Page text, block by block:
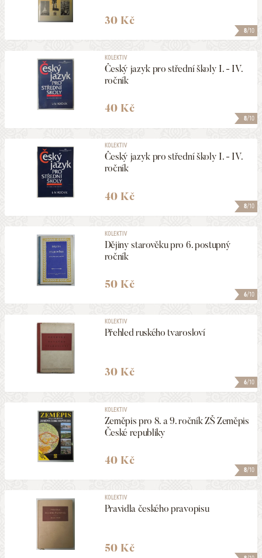
8/10
30 Kč
8/10
KOLEKTIV
Český jazyk pro střední školy I. - IV.
ročník
40 Kč
8/10
KOLEKTIV
Český jazyk pro střední školy I. - IV.
ročník
40 Kč
6/10
KOLEKTIV
Dějiny starověku pro 6. postupný
ročník
50 Kč
6/10
KOLEKTIV
Přehled ruského tvarosloví
30 Kč
8/10
KOLEKTIV
Zeměpis pro 8. a 9. ročník ZŠ Zeměpis
České republiky
40 Kč
KOLEKTIV
Pravidla českého pravopisu
50 Kč